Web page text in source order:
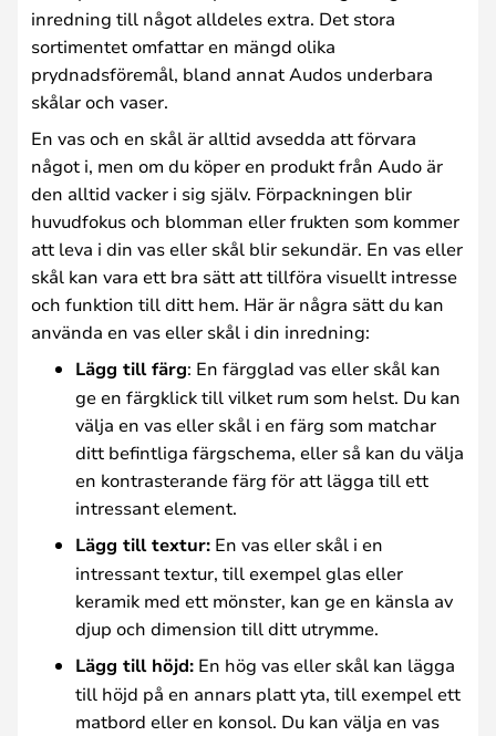
inredning till något alldeles extra. Det stora
sortimentet omfattar en mängd olika
prydnadsföremål, bland annat Audos underbara
skålar och vaser.
En vas och en skål är alltid avsedda att förvara
något i, men om du köper en produkt från Audo är
den alltid vacker i sig själv. Förpackningen blir
huvudfokus och blomman eller frukten som kommer
att leva i din vas eller skål blir sekundär. En vas eller
skål kan vara ett bra sätt att tillföra visuellt intresse
och funktion till ditt hem. Här är några sätt du kan
använda en vas eller skål i din inredning:
Lägg till färg: En färgglad vas eller skål kan
ge en färgklick till vilket rum som helst. Du kan
välja en vas eller skål i en färg som matchar
ditt befintliga färgschema, eller så kan du välja
en kontrasterande färg för att lägga till ett
intressant element.
Lägg till textur: En vas eller skål i en
intressant textur, till exempel glas eller
keramik med ett mönster, kan ge en känsla av
djup och dimension till ditt utrymme.
Lägg till höjd: En hög vas eller skål kan lägga
till höjd på en annars platt yta, till exempel ett
matbord eller en konsol. Du kan välja en vas